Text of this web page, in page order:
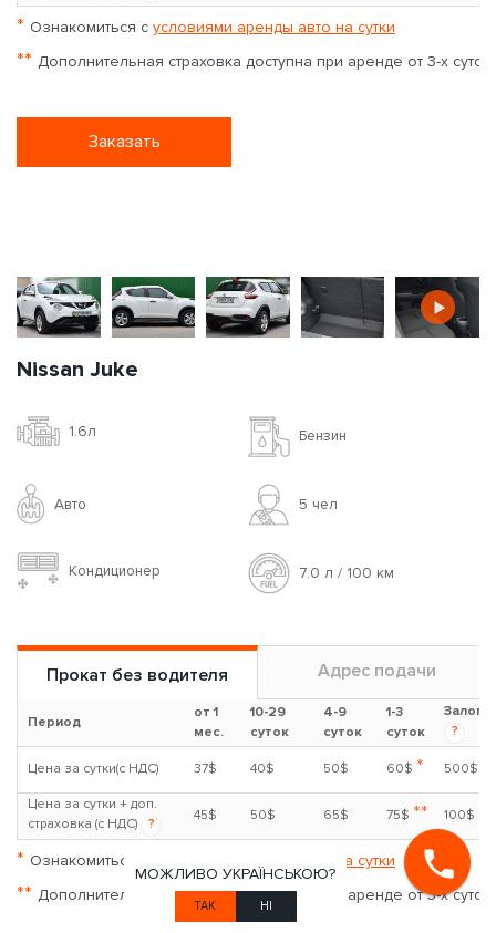
МОЖЛИВО УКРАЇНСЬКОЮ?
ТАК НІ
* Ознакомиться с условиями аренды авто на сутки
** Дополнительная страховка доступна при аренде от 3-х суток
Заказать
Бензин
Авто 5 чел
Кондиционер